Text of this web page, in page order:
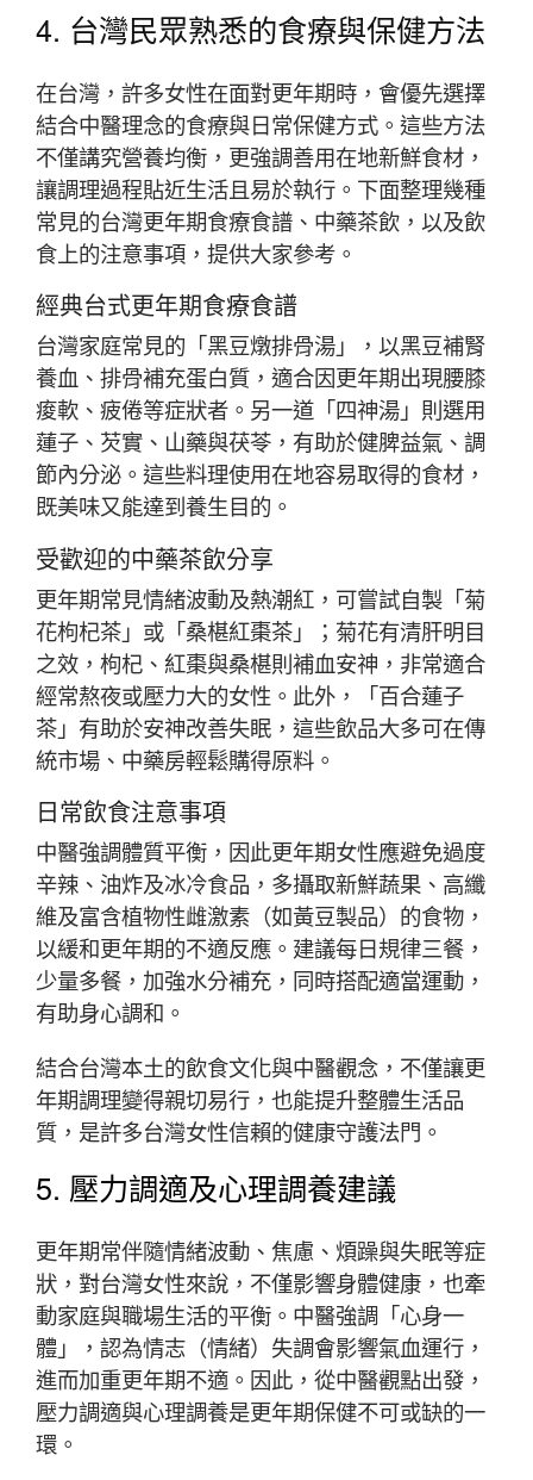
4. 台灣民眾熟悉的食療與保健方法
在台灣，許多女性在面對更年期時，會優先選擇
結合中醫理念的食療與日常保健方式。這些方法
不僅講究營養均衡，更強調善用在地新鮮食材，
讓調理過程貼近生活且易於執行。下面整理幾種
常見的台灣更年期食療食譜、中藥茶飲，以及飲
食上的注意事項，提供大家參考。
經典台式更年期食療食譜
台灣家庭常見的「黑豆燉排骨湯」，以黑豆補腎
養血、排骨補充蛋白質，適合因更年期出現腰膝
痠軟、疲倦等症狀者。另一道「四神湯」則選用
蓮子、芡實、山藥與茯苓，有助於健脾益氣、調
節內分泌。這些料理使用在地容易取得的食材，
既美味又能達到養生目的。
受歡迎的中藥茶飲分享
更年期常見情緒波動及熱潮紅，可嘗試自製「菊
花枸杞茶」或「桑椹紅棗茶」；菊花有清肝明目
之效，枸杞、紅棗與桑椹則補血安神，非常適合
經常熬夜或壓力大的女性。此外，「百合蓮子
茶」有助於安神改善失眠，這些飲品大多可在傳
統市場、中藥房輕鬆購得原料。
日常飲食注意事項
中醫強調體質平衡，因此更年期女性應避免過度
辛辣、油炸及冰冷食品，多攝取新鮮蔬果、高纖
維及富含植物性雌激素（如黃豆製品）的食物，
以緩和更年期的不適反應。建議每日規律三餐，
少量多餐，加強水分補充，同時搭配適當運動，
有助身心調和。
結合台灣本土的飲食文化與中醫觀念，不僅讓更
年期調理變得親切易行，也能提升整體生活品
質，是許多台灣女性信賴的健康守護法門。
5. 壓力調適及心理調養建議
更年期常伴隨情緒波動、焦慮、煩躁與失眠等症
狀，對台灣女性來說，不僅影響身體健康，也牽
動家庭與職場生活的平衡。中醫強調「心身一
體」，認為情志（情緒）失調會影響氣血運行，
進而加重更年期不適。因此，從中醫觀點出發，
壓力調適與心理調養是更年期保健不可或缺的一
環。